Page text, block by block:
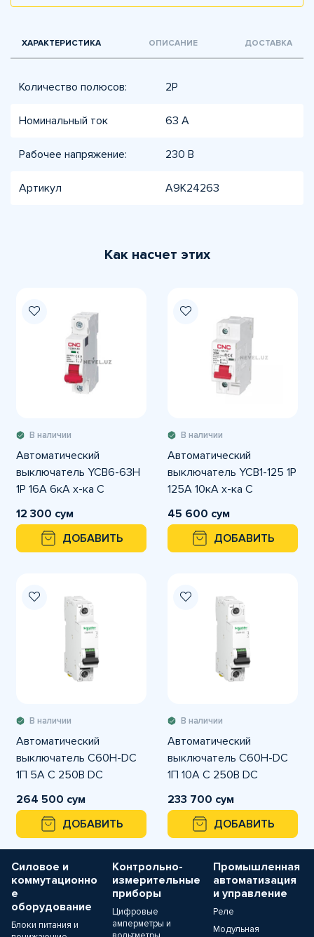
ХАРАКТЕРИСТИКА ОПИСАНИЕ ДОСТАВКА
Количество полюсов: 2P
Номинальный ток 63 A
Рабочее напряжение: 230 В
Артикул A9K24263
Как насчет этих
В наличии
Автоматический
выключатель YCB6-63H
1P 16A 6кА х-ка С
12 300 сум
ДОБАВИТЬ
В наличии
Автоматический
выключатель YCB1-125 1P
125A 10кА х-ка С
45 600 сум
ДОБАВИТЬ
В наличии
Автоматический
выключатель C60H-DC
1П 5А C 250В DC
264 500 сум
ДОБАВИТЬ
В наличии
Автоматический
выключатель C60H-DC
1П 10А C 250В DC
233 700 сум
ДОБАВИТЬ
Силовое и
коммутационно
е
оборудование
Блоки питания и
Контрольно-
измерительные
приборы
Цифровые
амперметры и
Промышленная
автоматизация
и управление
Реле
Модульная